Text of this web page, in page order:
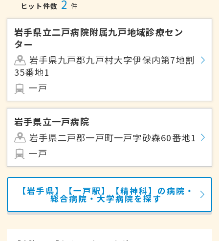
ヒット件数 2 件
岩手県立二戸病院附属九戸地域診療セン
ター
岩手県九戸郡九戸村大字伊保内第7地割
35番地1
一戸
岩手県立一戸病院
岩手県二戸郡一戸町一戸字砂森60番地1
一戸
【岩手県】【一戸駅】【精神科】の病院・
総合病院・大学病院を探す